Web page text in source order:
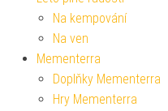
Na kempování
Na ven
Mementerra
Doplňky Mementerra
Hry Mementerra